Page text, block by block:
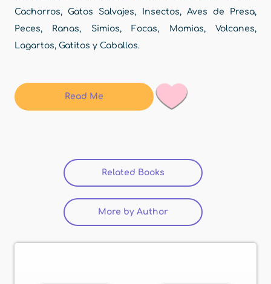
Cachorros, Gatos Salvajes, Insectos, Aves de Presa,
Peces, Ranas, Simios, Focas, Momias, Volcanes,
Lagartos, Gatitos y Caballos.
Read Me
Related Books (active tab)
More by Author